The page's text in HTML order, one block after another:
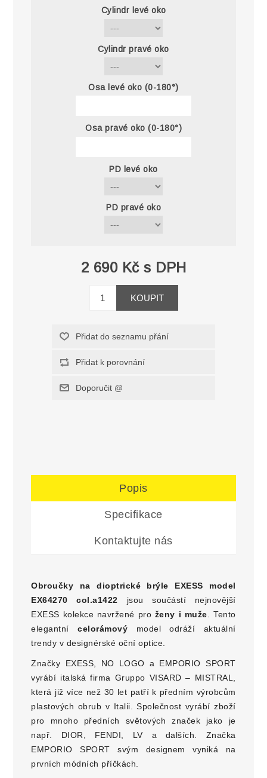
Cylindr levé oko
Cylindr pravé oko
Osa levé oko (0-180°)
Osa pravé oko (0-180°)
PD levé oko
PD pravé oko
2 690 Kč s DPH
Popis
Specifikace
Kontaktujte nás
Obroučky na dioptrické brýle EXESS model
EX64270 col.a1422 jsou součástí nejnovější
EXESS kolekce navržené pro ženy i muže . Tento
elegantnícelorámový model odráží aktuální
trendy v designérské oční optice.
Značky EXESS, NO LOGO a EMPORIO SPORT
vyrábí italská firma Gruppo VISARD – MISTRAL,
která již více než 30 let patří k předním výrobcům
plastových obrub v Italii. Společnost vyrábí zboží
pro mnoho předních světových značek jako je
např. DIOR, FENDI, LV a dalších. Značka
EMPORIO SPORT svým designem vyniká na
prvních módních příčkách.